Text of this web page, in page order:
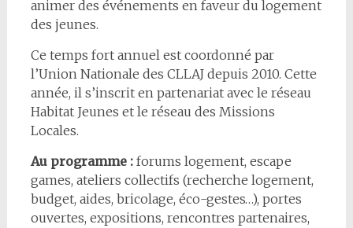
animer des événements en faveur du logement
des jeunes.
Ce temps fort annuel est coordonné par
l’Union Nationale des CLLAJ depuis 2010. Cette
année, il s’inscrit en partenariat avec le réseau
Habitat Jeunes et le réseau des Missions
Locales.
Au programme :forums logement, escape
games, ateliers collectifs (recherche logement,
budget, aides, bricolage, éco-gestes…), portes
ouvertes, expositions, rencontres partenaires,